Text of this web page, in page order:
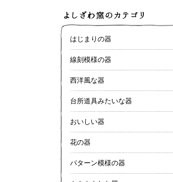
はじまりの器
線刻模様の器
西洋風な器
台所道具みたいな器
おいしい器
花の器
パターン模様の器